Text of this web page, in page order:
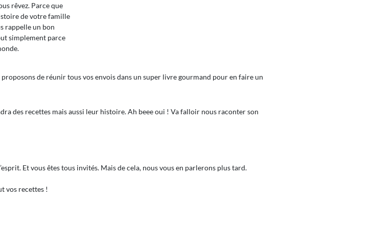
rêvez. Parce que
de votre famille
rappelle un bon
simplement parce
de réunir tous vos envois dans un super livre gourmand pour en faire un
des recettes mais aussi leur histoire. Ah beee oui ! Va falloir nous raconter son
Et vous êtes tous invités. Mais de cela, nous vous en parlerons plus tard.
vos recettes !